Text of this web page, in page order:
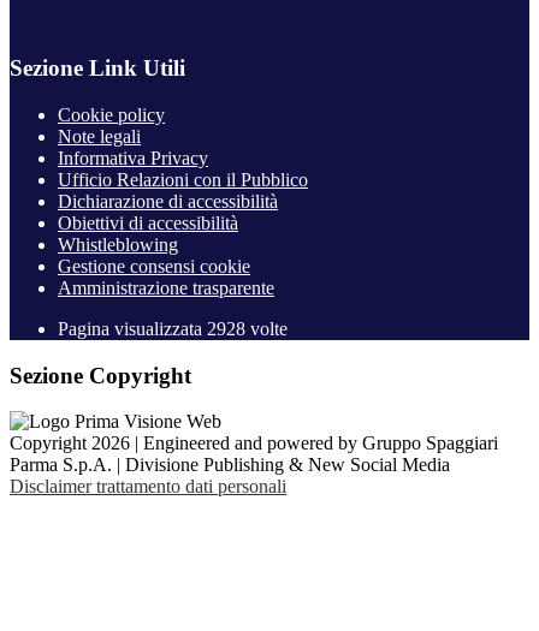
Sezione Link Utili
Cookie policy
Note legali
Informativa Privacy
Ufficio Relazioni con il Pubblico
Dichiarazione di accessibilità
Obiettivi di accessibilità
Whistleblowing
Gestione consensi cookie
Amministrazione trasparente
Pagina visualizzata 2928 volte
Sezione Copyright
Copyright 2026 | Engineered and powered by Gruppo Spaggiari
Parma S.p.A. | Divisione Publishing & New Social Media
Disclaimer trattamento dati personali